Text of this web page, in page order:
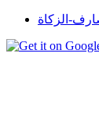
الزكاة